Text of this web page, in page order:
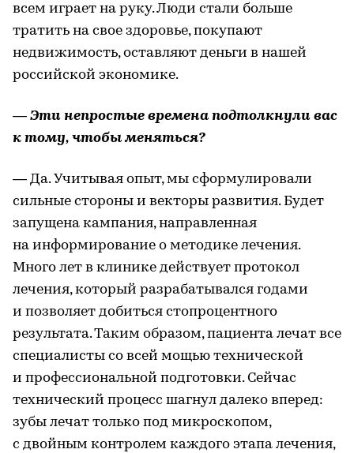
всем играет на руку. Люди стали больше
тратить на свое здоровье, покупают
недвижимость, оставляют деньги в нашей
российской экономике.
— Эти непростые времена подтолкнули вас
к тому, чтобы меняться?
— Да. Учитывая опыт, мы сформулировали
сильные стороны и векторы развития. Будет
запущена кампания, направленная
на информирование о методике лечения.
Много лет в клинике действует протокол
лечения, который разрабатывался годами
и позволяет добиться стопроцентного
результата. Таким образом, пациента лечат все
специалисты со всей мощью технической
и профессиональной подготовки. Сейчас
технический процесс шагнул далеко вперед:
зубы лечат только под микроскопом,
с двойным контролем каждого этапа лечения,